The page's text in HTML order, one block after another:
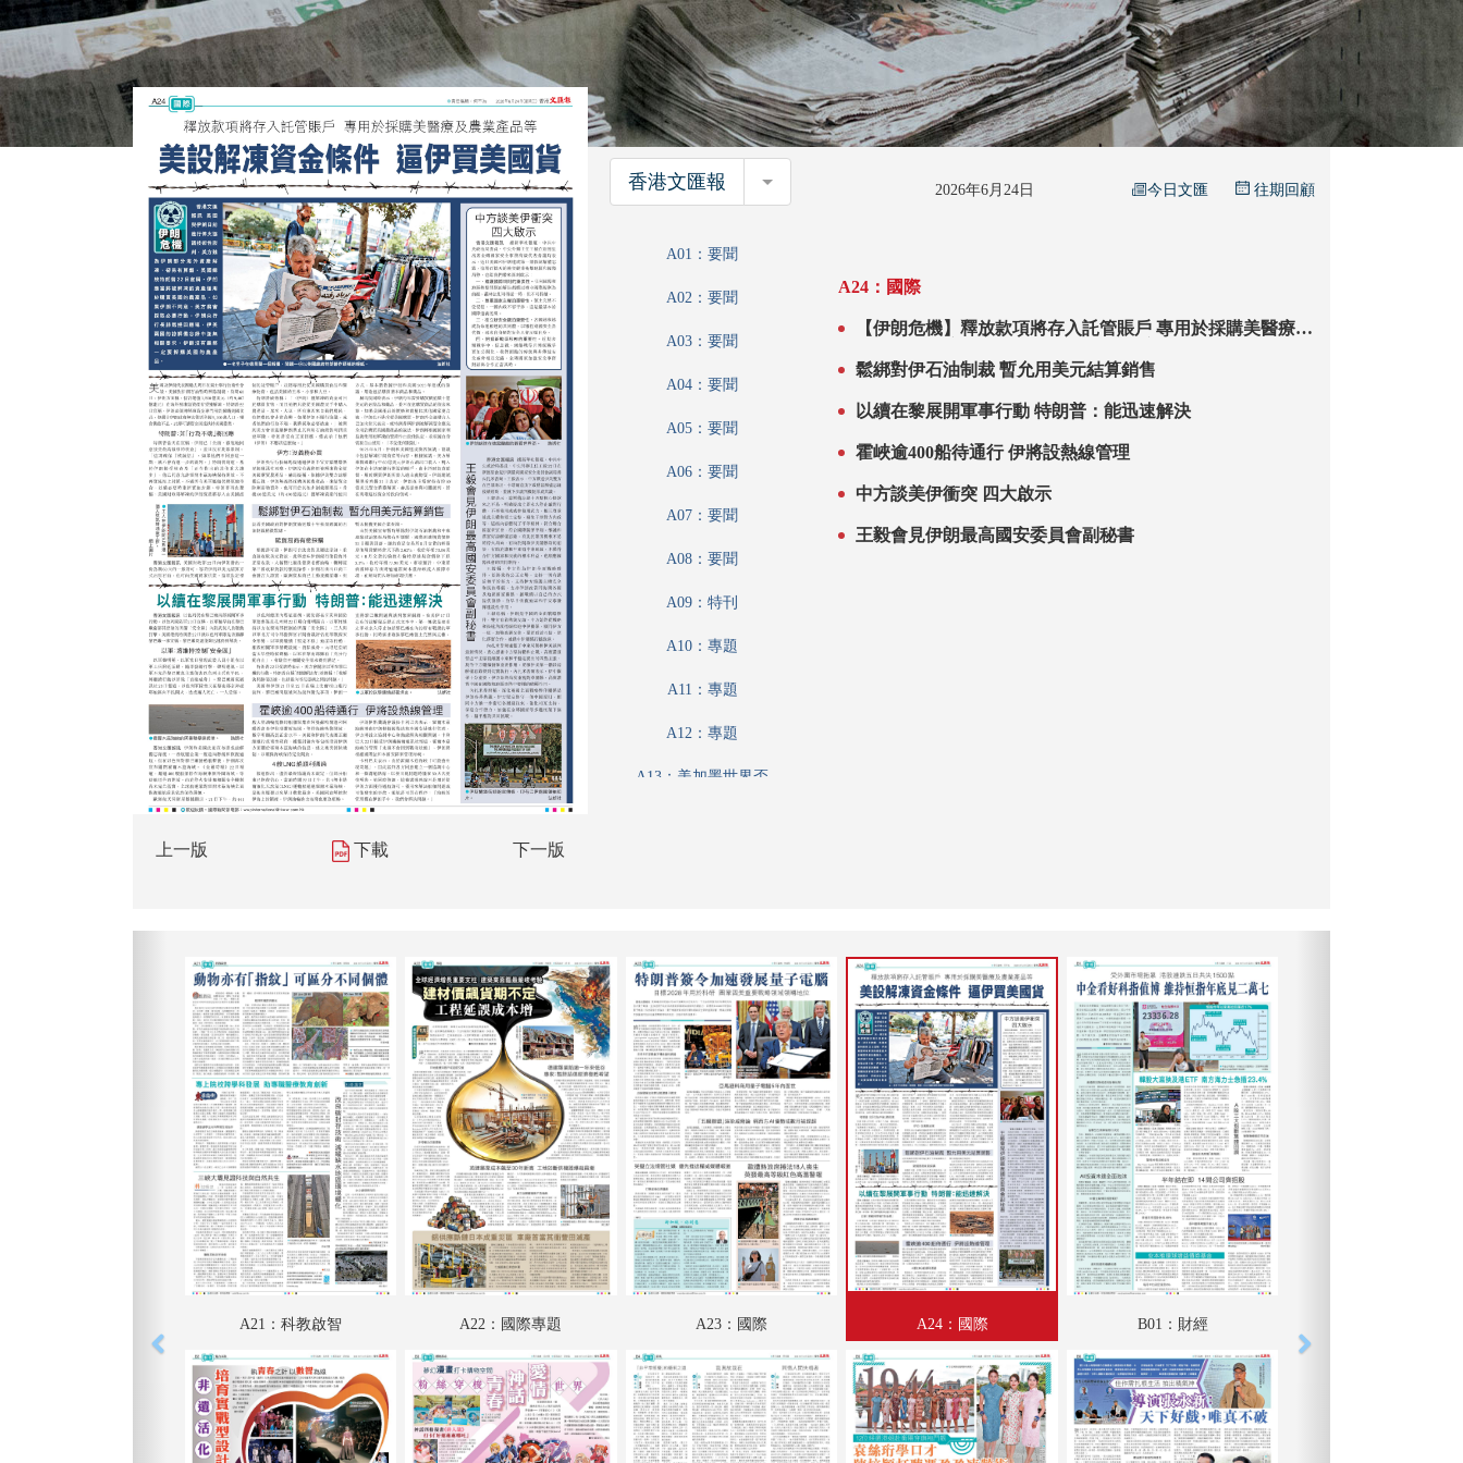
上一版 下載 下一版
香港文匯報 香港文匯報 2026年6月24日 今日文匯 往期回顧
A01：要聞
A02：要聞
A03：要聞
A04：要聞
A05：要聞
A06：要聞
A07：要聞
A08：要聞
A09：特刊
A10：專題
A11：專題
A12：專題
A13：美加墨世界盃
A18：港聞
A19：香江載道
A20：集思匯
A21：科教啟智
A22：國際專題
A23：國際
A24：國際
B01：財經
B03：躍動都市
B04：采風
A24：國際
【伊朗危機】釋放款項將存入託管賬戶 專用於採購美醫療及
鬆綁對伊石油制裁 暫允用美元結算銷售
以續在黎展開軍事行動 特朗普：能迅速解決
霍峽逾400船待通行 伊將設熱線管理
中方談美伊衝突 四大啟示
王毅會見伊朗最高國安委員會副秘書
A21：科教啟智 A22：國際專題 A23：國際 A24：國際 B01：財經